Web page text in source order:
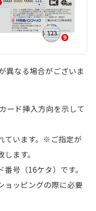
異なる場合がございま
ード挿入方向を示して
ています。※ご指定が
ます。
号（16ケタ）です。
ョッピングの際に必要